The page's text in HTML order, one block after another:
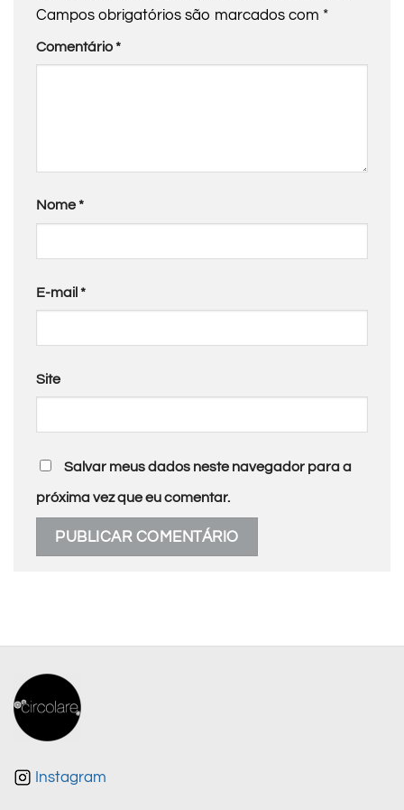
Campos obrigatórios são marcados com *
Comentário*
Nome*
E-mail*
Site
Salvar meus dados neste navegador para a
próxima vez que eu comentar.
Instagram